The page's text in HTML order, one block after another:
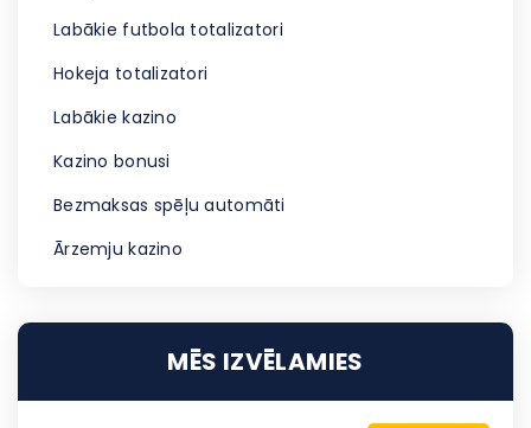
Labākie futbola totalizatori
Hokeja totalizatori
Labākie kazino
Kazino bonusi
Bezmaksas spēļu automāti
Ārzemju kazino
MĒS IZVĒLAMIES